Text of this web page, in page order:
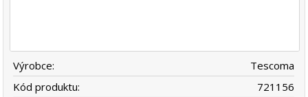
Výrobce:
Tescoma
Kód produktu:
721156